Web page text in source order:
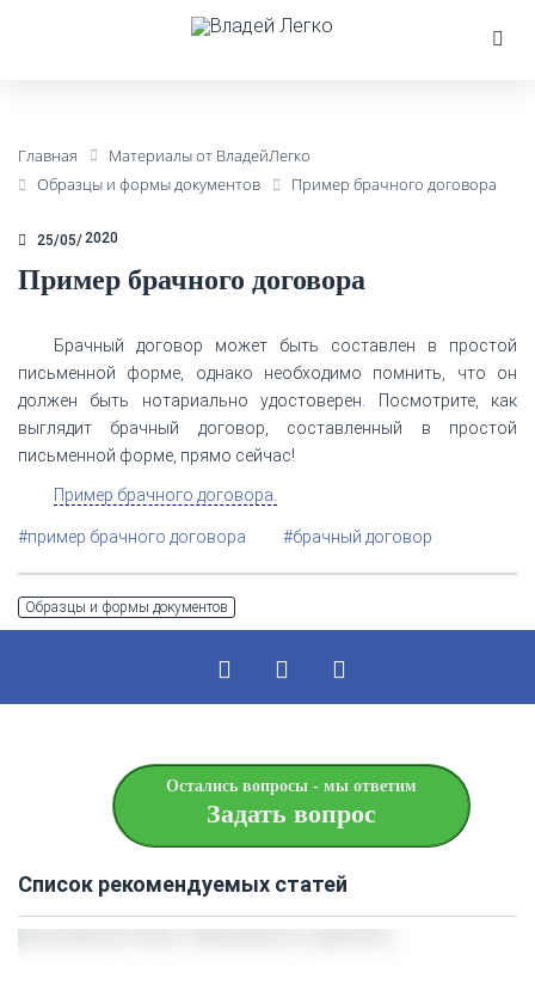
Главная
Материалы от ВладейЛегко
Образцы и формы документов
Пример брачного договора
25/05 2020
Пример брачного договора
Брачный договор может быть составлен в простой
письменной форме, однако необходимо помнить, что он
должен быть нотариально удостоверен. Посмотрите, как
выглядит брачный договор, составленный в простой
письменной форме, прямо сейчас!
Пример брачного договора.
#пример брачного договора #брачный договор
Образцы и формы документов
Остались вопросы - мы ответим
Задать вопрос
Список рекомендуемых статей